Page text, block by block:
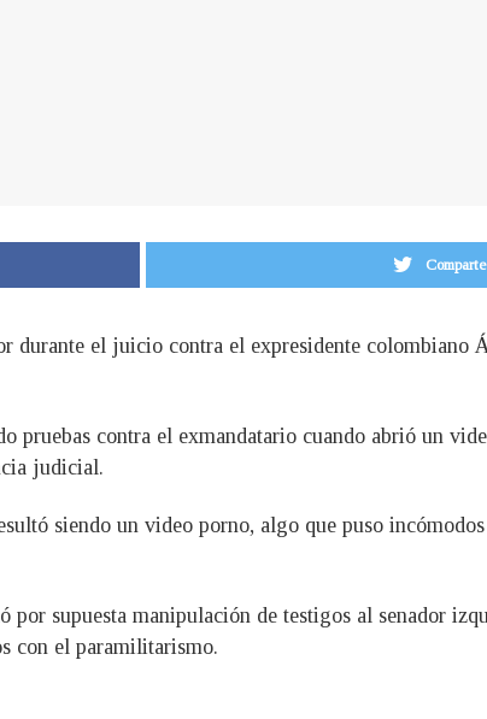
durante el juicio contra el expresidente
pruebas contra el exmandatario cuando abrió un
judicial.
siendo un video porno, algo que puso incómodos
supuesta manipulación de testigos al senador
con el paramilitarismo.